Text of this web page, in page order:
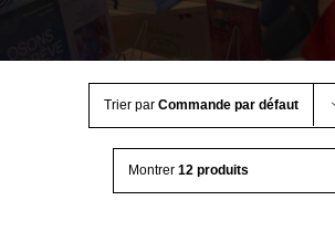
CONTACTTrier par Commande par défaut
Montrer 12 produits